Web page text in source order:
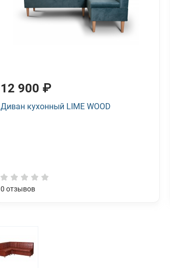
12 900 ₽
Диван кухонный LIME WOOD
0 отзывов